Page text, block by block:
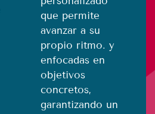
que permite
avanzar a su
propio ritmo. y
enfocadas en
objetivos
concretos,
garantizando un